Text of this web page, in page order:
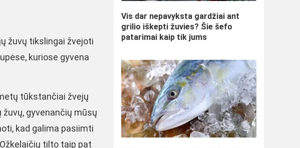
žuvų tikslingai žvejoti
kuriose gyvena
tūkstančiai žvejų
gyvenančių mūsų
kad galima pasiimti
tilto taip pat
Vis dar nepavyksta gardžiai ant
grilio iškepti žuvies? Šie šefo
patarimai kaip tik jums